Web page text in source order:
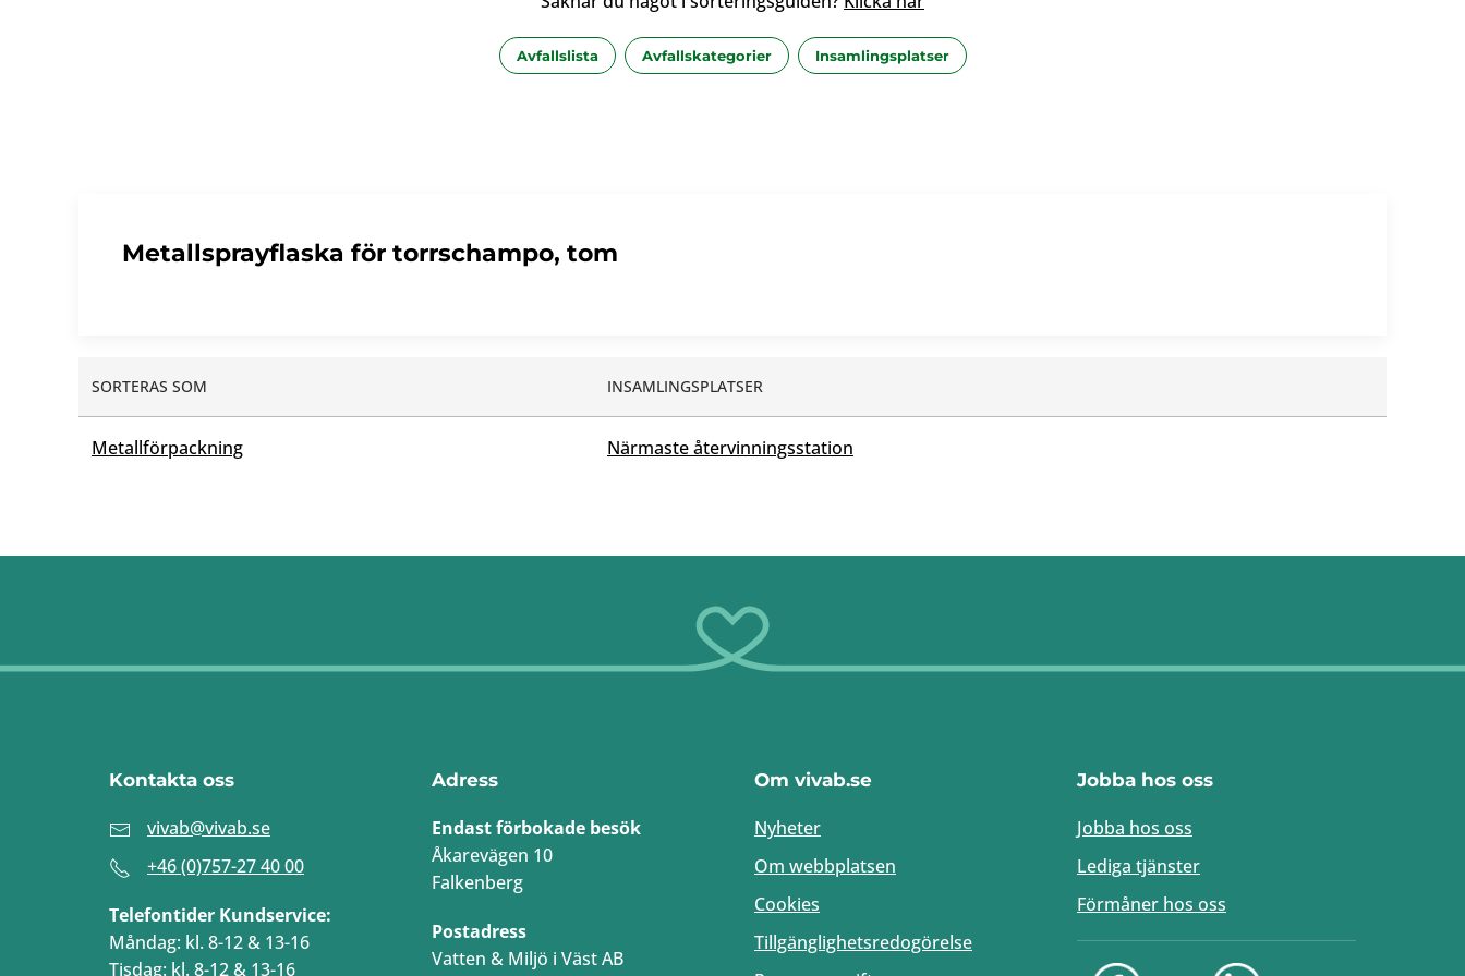
Avfallslista Avfallskategorier Insamlingsplatser
Metallsprayflaska för torrschampo, tom
SORTERAS SOM INSAMLINGSPLATSER
Metallförpackning Närmaste återvinningsstation
Kontakta oss
vivab@vivab.se
+46 (0)757-27 40 00
Telefontider Kundservice:
Måndag: kl. 8-12 & 13-16
Tisdag: kl. 8-12 & 13-16
Adress
Endast förbokade besök
Åkarevägen 10
Falkenberg
Postadress
Vatten & Miljö i Väst AB
Om vivab.se
Nyheter
Om webbplatsen
Cookies
Tillgänglighetsredogörelse
Jobba hos oss
Jobba hos oss
Lediga tjänster
Förmåner hos oss